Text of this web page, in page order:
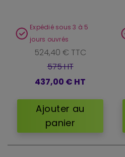
Expédié sous 3 à 5
jours ouvrés
524,40 € TTC
575 HT
437,00 € HT
Ajouter au
panier